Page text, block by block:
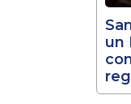
un